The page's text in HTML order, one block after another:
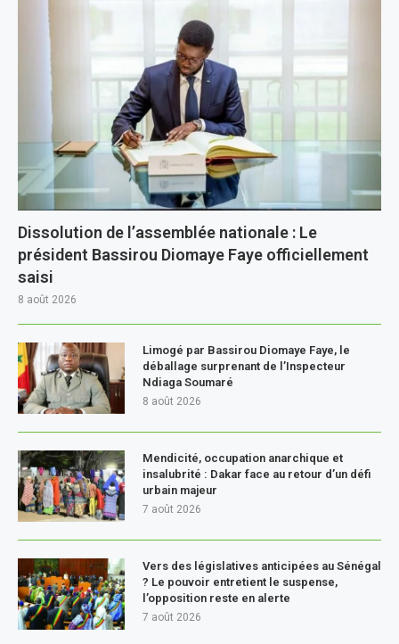
Dissolution de l’assemblée nationale : Le
président Bassirou Diomaye Faye officiellement
saisi
8 août 2026
Limogé par Bassirou Diomaye Faye, le
déballage surprenant de l’Inspecteur
Ndiaga Soumaré
8 août 2026
Mendicité, occupation anarchique et
insalubrité : Dakar face au retour d’un défi
urbain majeur
7 août 2026
Vers des législatives anticipées au Sénégal
? Le pouvoir entretient le suspense,
l’opposition reste en alerte
7 août 2026